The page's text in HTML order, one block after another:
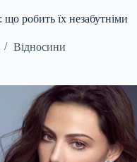
що робить їх незабутніми
Відносини